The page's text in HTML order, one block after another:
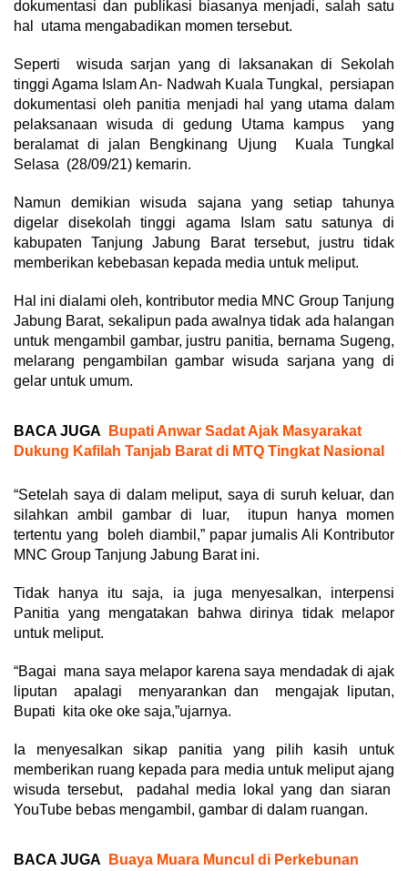
dokumentasi dan publikasi biasanya menjadi, salah satu
hal utama mengabadikan momen tersebut.
Seperti wisuda sarjan yang di laksanakan di Sekolah
tinggi Agama Islam An- Nadwah Kuala Tungkal, persiapan
dokumentasi oleh panitia menjadi hal yang utama dalam
pelaksanaan wisuda di gedung Utama kampus yang
beralamat di jalan Bengkinang Ujung Kuala Tungkal
Selasa (28/09/21) kemarin.
Namun demikian wisuda sajana yang setiap tahunya
digelar disekolah tinggi agama Islam satu satunya di
kabupaten Tanjung Jabung Barat tersebut, justru tidak
memberikan kebebasan kepada media untuk meliput.
Hal ini dialami oleh, kontributor media MNC Group Tanjung
Jabung Barat, sekalipun pada awalnya tidak ada halangan
untuk mengambil gambar, justru panitia, bernama Sugeng,
melarang pengambilan gambar wisuda sarjana yang di
gelar untuk umum.
BACA JUGA
Bupati Anwar Sadat Ajak Masyarakat
Dukung Kafilah Tanjab Barat di MTQ Tingkat Nasional
“Setelah saya di dalam meliput, saya di suruh keluar, dan
silahkan ambil gambar di luar, itupun hanya momen
tertentu yang boleh diambil,” papar jumalis Ali Kontributor
MNC Group Tanjung Jabung Barat ini.
Tidak hanya itu saja, ia juga menyesalkan, interpensi
Panitia yang mengatakan bahwa dirinya tidak melapor
untuk meliput.
“Bagai mana saya melapor karena saya mendadak di ajak
liputan apalagi menyarankan dan mengajak liputan,
Bupati kita oke oke saja,”ujarnya.
Ia menyesalkan sikap panitia yang pilih kasih untuk
memberikan ruang kepada para media untuk meliput ajang
wisuda tersebut, padahal media lokal yang dan siaran
YouTube bebas mengambil, gambar di dalam ruangan.
BACA JUGA
Buaya Muara Muncul di Perkebunan